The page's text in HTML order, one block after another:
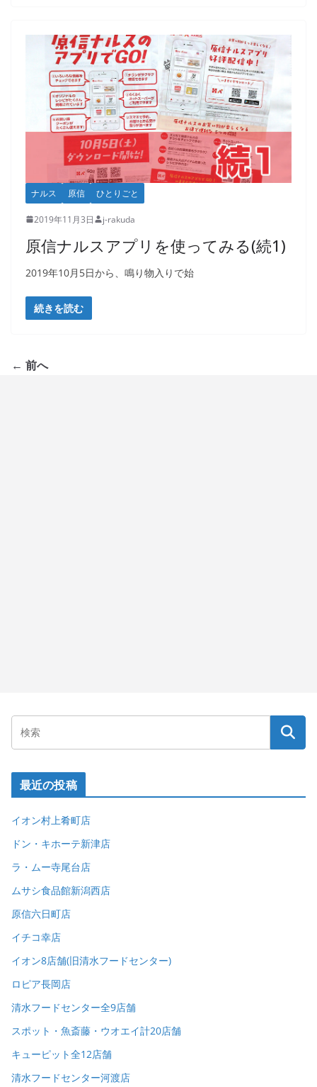
ナルス 原信 ひとりごと
2019年11月3日 j-rakuda
原信ナルスアプリを使ってみる(続1)
2019年10月5日から、鳴り物入りで始
続きを読む
← 前へ
最近の投稿
イオン村上肴町店
ドン・キホーテ新津店
ラ・ムー寺尾台店
ムサシ食品館新潟西店
原信六日町店
イチコ幸店
イオン8店舗(旧清水フードセンター)
ロピア長岡店
清水フードセンター全9店舗
スポット・魚斎藤・ウオエイ計20店舗
キューピット全12店舗
清水フードセンター河渡店